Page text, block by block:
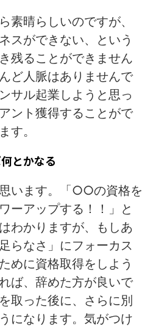
素晴らしいのですが、
スができない、という
残ることができません
ど人脈はありませんで
サル起業しようと思っ
ント獲得することがで
す。
とかなる
います。「○○の資格を
ーアップする！！」と
わかりますが、もしあ
らなさ」にフォーカス
めに資格取得をしよう
ば、辞めた方が良いで
取った後に、さらに別
になります。気がつけ